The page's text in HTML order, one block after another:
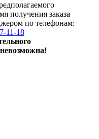
получения заказа
по телефонам:
11-18